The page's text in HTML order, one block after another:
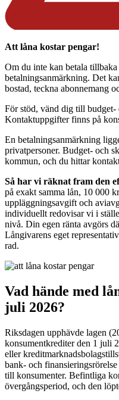
Att låna kostar pengar!
Om du inte kan betala
betalningsanmärkning. Det
bostad, teckna abonnemang
För stöd, vänd dig till
Kontaktuppgifter finns på
En betalningsanmärkning
privatpersoner. Budget- och
kommun, och du hittar
Så har vi räknat fram den
på exakt samma lån, 10 000
uppläggningsavgift och
individuellt redovisar vi i
nivå. Din egen ränta avgörs
Långivarens eget
rad.
Vad hände med
juli 2026?
Riksdagen upphävde lagen
konsumentkrediter den 1 juli
eller
bank- och
till konsumenter. Befintliga
övergångsperiod, och den